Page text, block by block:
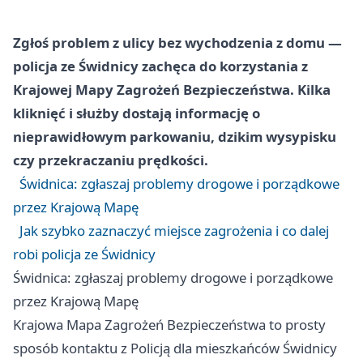
Zgłoś problem z ulicy bez wychodzenia z domu —
policja ze Świdnicy zachęca do korzystania z
Krajowej Mapy Zagrożeń Bezpieczeństwa. Kilka
kliknięć i służby dostają informację o
nieprawidłowym parkowaniu, dzikim wysypisku
czy przekraczaniu prędkości.
Świdnica: zgłaszaj problemy drogowe i porządkowe
przez Krajową Mapę
Jak szybko zaznaczyć miejsce zagrożenia i co dalej
robi policja ze Świdnicy
Świdnica: zgłaszaj problemy drogowe i porządkowe
przez Krajową Mapę
Krajowa Mapa Zagrożeń Bezpieczeństwa to prosty
sposób kontaktu z Policją dla mieszkańców Świdnicy